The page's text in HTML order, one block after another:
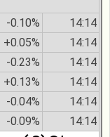
-0.10% 14:14
+0.05% 14:14
-0.23% 14:14
+0.13% 14:14
-0.04% 14:14
-0.09% 14:14